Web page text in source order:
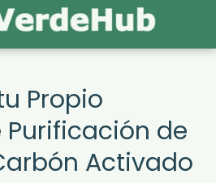
Propio
de
Activado